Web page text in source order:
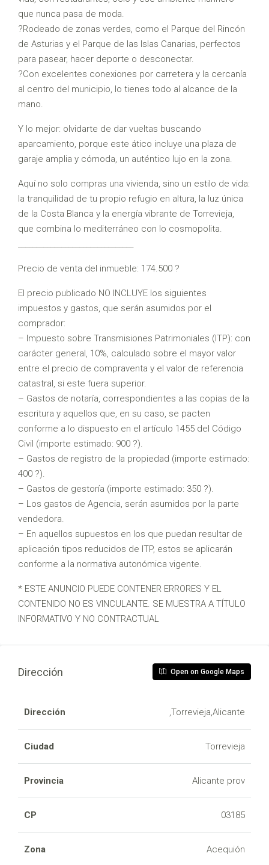
que nunca pasa de moda.
?Rodeado de zonas verdes, como el Parque del Rincón
de Asturias y el Parque de las Islas Canarias, perfectos
para pasear, hacer deporte o desconectar.
?Con excelentes conexiones por carretera y la cercanía
al centro del municipio, lo tienes todo al alcance de la
mano.
Y lo mejor: olvidarte de dar vueltas buscando
aparcamiento, porque este ático incluye una plaza de
garaje amplia y cómoda, un auténtico lujo en la zona.
Aquí no solo compras una vivienda, sino un estilo de vida:
la tranquilidad de tu propio refugio en altura, la luz única
de la Costa Blanca y la energía vibrante de Torrevieja,
que combina lo mediterráneo con lo cosmopolita.
Precio de venta del inmueble: 174.500 ?
El precio publicado NO INCLUYE los siguientes
impuestos y gastos, que serán asumidos por el
comprador:
– Impuesto sobre Transmisiones Patrimoniales (ITP): con
carácter general, 10%, calculado sobre el mayor valor
entre el precio de compraventa y el valor de referencia
catastral, si este fuera superior.
– Gastos de notaría, correspondientes a las copias de la
escritura y aquellos que, en su caso, se pacten
conforme a lo dispuesto en el artículo 1455 del Código
Civil (importe estimado: 900 ?).
– Gastos de registro de la propiedad (importe estimado:
400 ?).
– Gastos de gestoría (importe estimado: 350 ?).
– Los gastos de Agencia, serán asumidos por la parte
vendedora.
– En aquellos supuestos en los que puedan resultar de
aplicación tipos reducidos de ITP, estos se aplicarán
conforme a la normativa autonómica vigente.
* ESTE ANUNCIO PUEDE CONTENER ERRORES Y EL
CONTENIDO NO ES VINCULANTE. SE MUESTRA A TÍTULO
INFORMATIVO Y NO CONTRACTUAL
Dirección Open on Google Maps
Dirección ,Torrevieja,Alicante
Ciudad Torrevieja
Provincia Alicante prov
CP 03185
Zona Acequión